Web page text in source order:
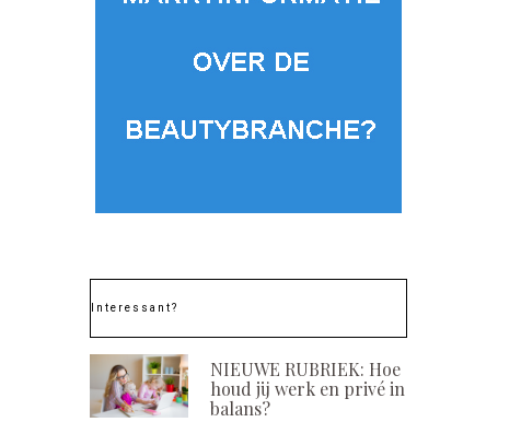
Interessant?
NIEUWE RUBRIEK: Hoe
houd jij werk en privé in
balans?